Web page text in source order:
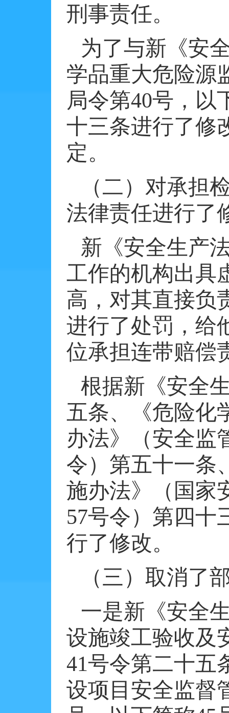
刑事责任。
为了与新《安
学品重大危险源
局令第40号，以
十三条进行了修
定。
（二）对承担
法律责任进行了
新《安全生产
工作的机构出具
高，对其直接负
进行了处罚，给
位承担连带赔偿
根据新《安全
五条、《危险化
办法》（安全监
令）第五十一条
施办法》（国家
57号令）第四十
行了修改。
（三）取消了
一是新《安全
设施竣工验收及
41号令第二十五
设项目安全监督